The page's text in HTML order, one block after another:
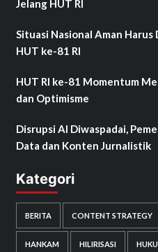
Jelang HUT RI
Situasi Nasional Aman
HUT ke-81 RI
HUT RI ke-81 Momentum
dan Optimisme
Disrupsi AI Diwaspadai,
Data dan Konten Jurnalistik
Kategori
BERITA CONTENT STRATEGY
HANKAM HILIRISASI